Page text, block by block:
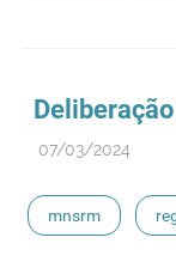
07/03/2024
mnsrm